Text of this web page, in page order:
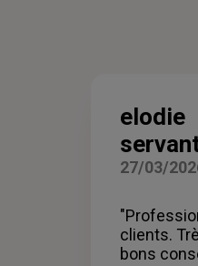
elodie
27/03/
clients.
bons